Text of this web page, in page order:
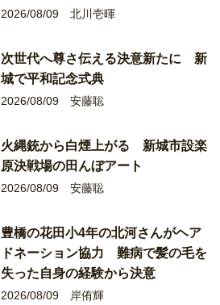
2026/08/09 北川壱暉
次世代へ尊さ伝える決意新たに 新
城で平和記念式典
2026/08/09 安藤聡
火縄銃から白煙上がる 新城市設楽
原決戦場の田んぼアート
2026/08/09 安藤聡
豊橋の花田小4年の北河さんがヘア
ドネーション協力 難病で髪の毛を
失った自身の経験から決意
2026/08/09 岸侑輝